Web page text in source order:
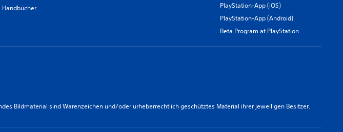
Handbücher
PlayStation-App (iOS)
PlayStation-App (Android)
Beta Program at PlayStation
Bildmaterial sind Warenzeichen und/oder urheberrechtlich geschütztes Material ihrer jeweiligen Besitzer.